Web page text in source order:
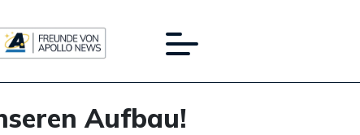
Aufbau!